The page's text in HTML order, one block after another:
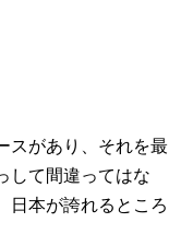
スがあり、それを最
して間違ってはな
日本が誇れるところ